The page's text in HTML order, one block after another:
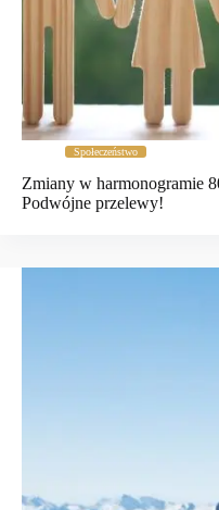
Społeczeństwo
Zmiany w harmonogramie
Podwójne przelewy!